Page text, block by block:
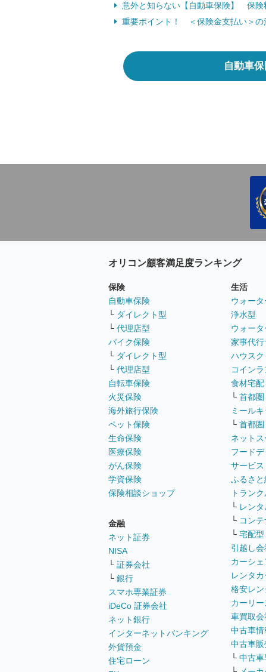
意外と知らない【自動車保険】 保険
重要ポイント！ ＜保険金支払い＞の
自動車
オリコン顧客満足度ランキング
保険
自動車保険
└ ダイレクト型
└ 代理店型
バイク保険
└ ダイレクト型
└ 代理店型
自転車保険
火災保険
海外旅行保険
ペット保険
生命保険
医療保険
がん保険
学資保険
保険相談ショップ
金融
ネット証券
NISA
└ 証券会社
└ 銀行
スマホ専業証券
iDeCo 証券会社
ネット銀行
インターネットバンキング
外貨預金
住宅ローン
生活
ウォー
浄水型
ウォー
家事代行
ハウス
コイン
食材宅配
└ 首都圏
ミールキ
└ 首都圏
ネット
フード
サービス
ふるさと
トラン
└ レン
└ コンテ
└ 宅配型
引越し会
カーシ
レンタカ
格安レン
カーリー
車買取会
中古車情
中古車販
└ 中古